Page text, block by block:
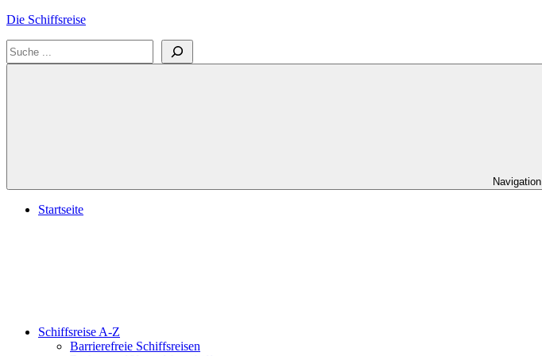
Zum
springen
Die Schiffsreise
Literatur-
Suchen
Navigation
Startseite
Schiffsreise A-Z
Barrierefreie Schiffsreisen